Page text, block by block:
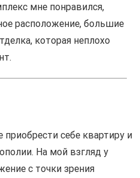
мне понравился,
расположение, большие
которая неплохо
себе квартиру и
На мой взгляд у
с точки зрения